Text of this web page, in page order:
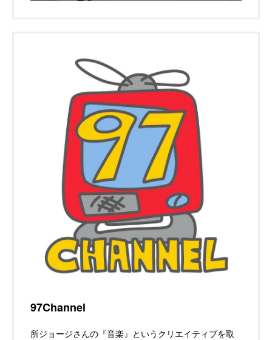
97Channel
所ジョージさんの『音楽』というクリエイティブを取